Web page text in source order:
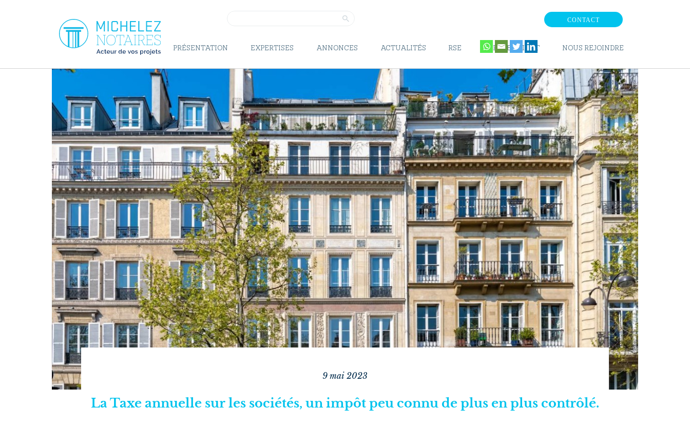
CONTACT
PRÉSENTATION EXPERTISES ANNONCES ACTUALITÉS RSE ESPACE CLIENT NOUS REJOINDRE
ESPACE CLIENT
NOUS REJOINDRE
La Taxe annuelle sur les sociétés, un impôt peu connu de plus en plus contrôlé.
9 mai 2023